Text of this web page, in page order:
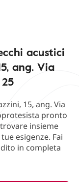
acustici
ang. Via
15, ang. Via
pronto
insieme
esigenze. Fai
in completa